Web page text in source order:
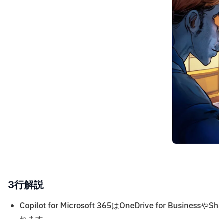
3行解説
Copilot for Microsoft 365はOneDrive for Businessや